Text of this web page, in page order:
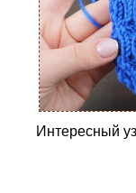
Интересный